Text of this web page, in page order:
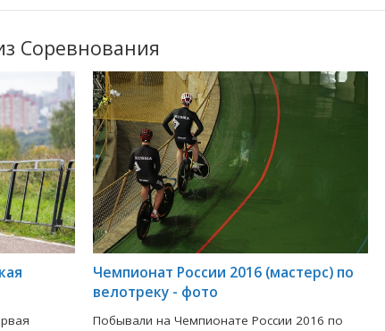
Соревнования
Чемпионат России 2016 (мастерс) по
велотреку - фото
Побывали на Чемпионате России 2016 по